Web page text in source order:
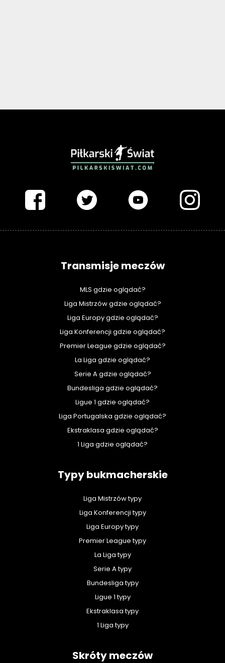
Transmisje meczów
MLS gdzie oglądać?
Liga Mistrzów gdzie oglądać?
Liga Europy gdzie oglądać?
Liga Konferencji gdzie oglądać?
Premier League gdzie oglądać?
La Liga gdzie oglądać?
Serie A gdzie oglądać?
Bundesliga gdzie oglądać?
Ligue 1 gdzie oglądać?
Liga Portugalska gdzie oglądać?
Ekstraklasa gdzie oglądać?
1 Liga gdzie oglądać?
Typy bukmacherskie
Liga Mistrzów typy
Liga Konferencji typy
Liga Europy typy
Premier League typy
La Liga typy
Serie A typy
Bundesliga typy
Ligue 1 typy
Ekstraklasa typy
1 Liga typy
Skróty meczów